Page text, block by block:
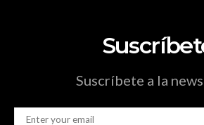
Suscríbete a la